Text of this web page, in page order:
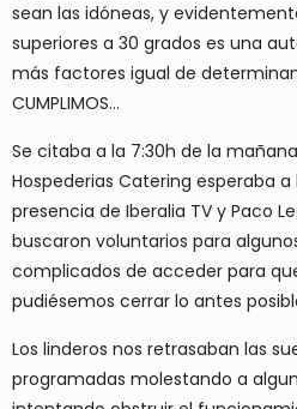
sean las idóneas, y
superiores a 30 grados es una
más factores igual de
CUMPLIMOS…
Se citaba a la 7:30h de la
Hospederias Catering esperaba
presencia de Iberalia TV y Paco
buscaron voluntarios para
complicados de acceder para
pudiésemos cerrar lo antes
Los linderos nos retrasaban las
programadas molestando a